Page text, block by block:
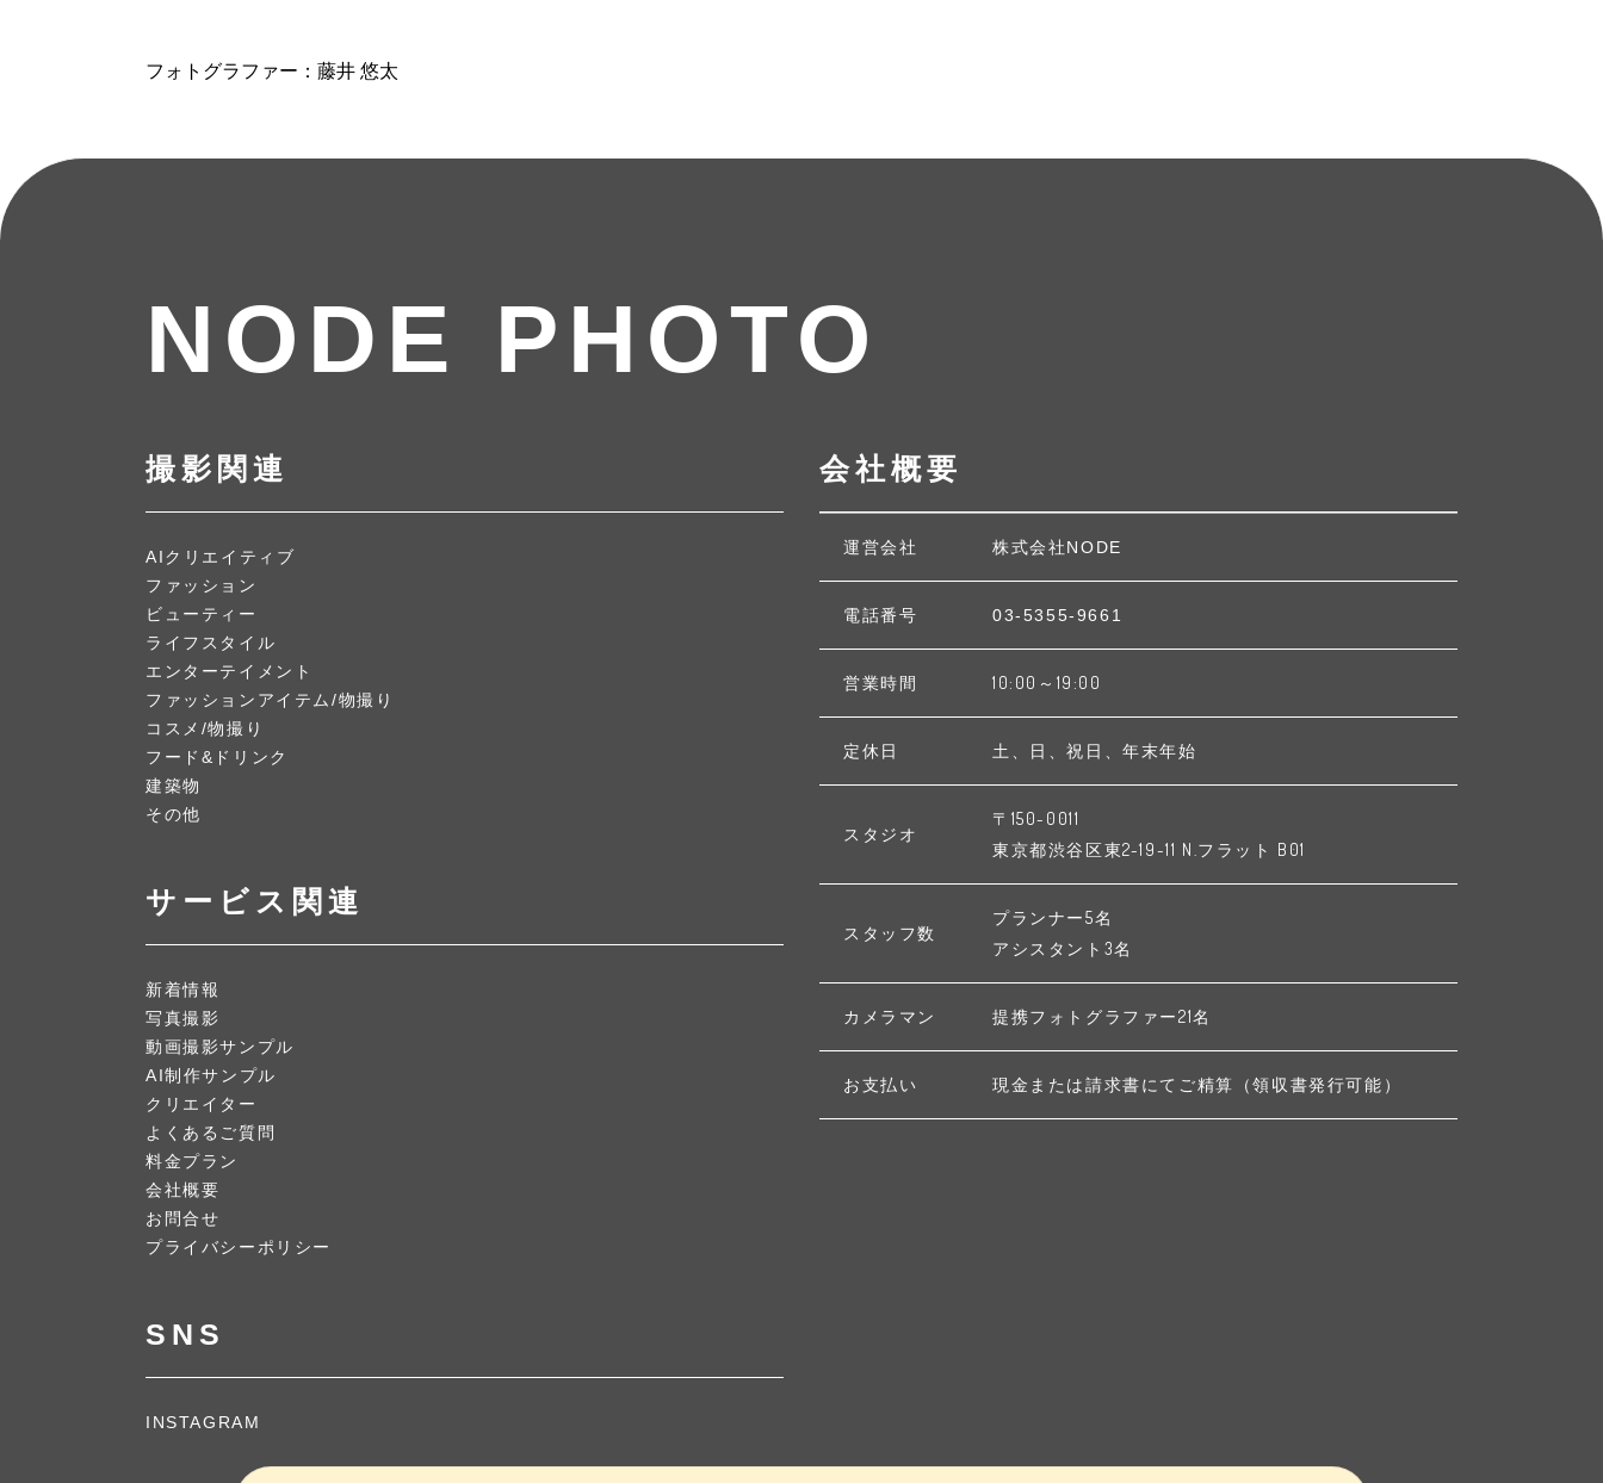
フォトグラファー：藤井 悠太
NODE PHOTO
撮影関連
AIクリエイティブ
ファッション
ビューティー
ライフスタイル
エンターテイメント
ファッションアイテム/物撮り
コスメ/物撮り
フード&ドリンク
建築物
その他
サービス関連
新着情報
写真撮影
動画撮影サンプル
AI制作サンプル
クリエイター
よくあるご質問
料金プラン
会社概要
お問合せ
プライバシーポリシー
SNS
INSTAGRAM
会社概要
運営会社 株式会社NODE
電話番号 03-5355-9661
営業時間 10:00～19:00
定休日 土、日、祝日、年末年始
スタジオ
〒150-0011
東京都渋谷区東2-19-11 N.フラット B01
スタッフ数
プランナー5名
アシスタント3名
カメラマン 提携フォトグラファー21名
お支払い 現金または請求書にてご精算（領収書発行可能）